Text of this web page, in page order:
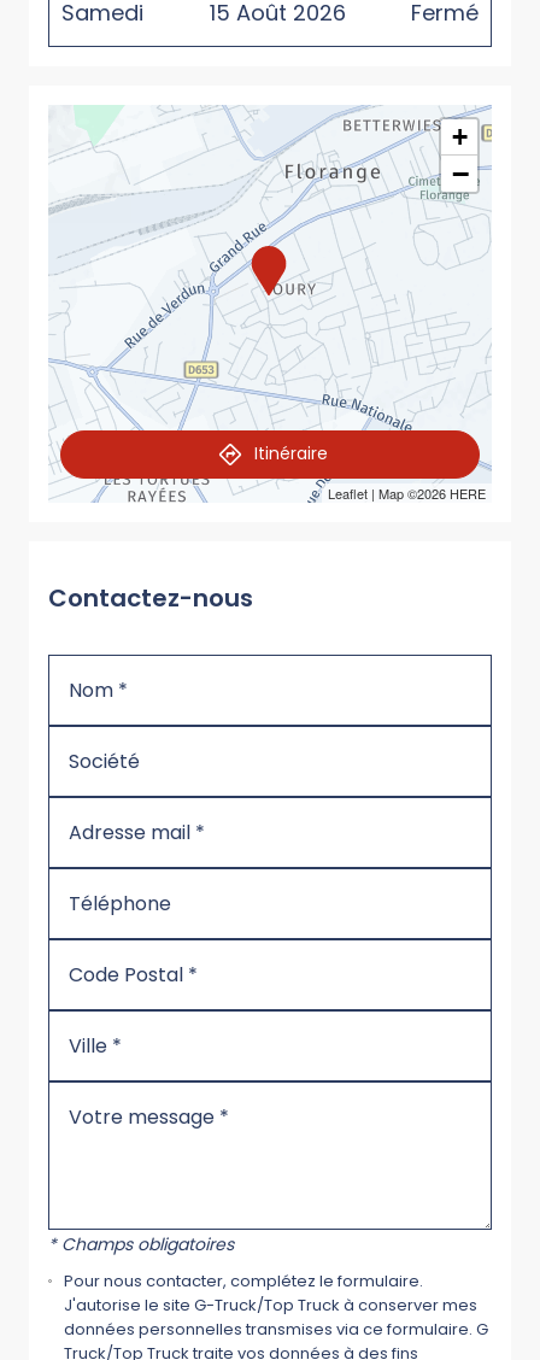
Samedi 15 Août 2026 Fermé
+
−
Leaflet | Map ©2026 HERE
Itinéraire
Contactez-nous
* Champs obligatoires
Pour nous contacter, complétez le formulaire.
J'autorise le site G-Truck/Top Truck à conserver mes
données personnelles transmises via ce formulaire. G
Truck/Top Truck traite vos données à des fins